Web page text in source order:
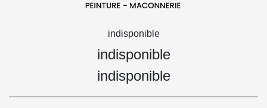
indisponible
indisponible
indisponible